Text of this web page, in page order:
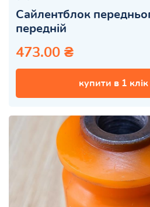
Сайлентблок
передній
473.00 ₴
купити в 1 клік